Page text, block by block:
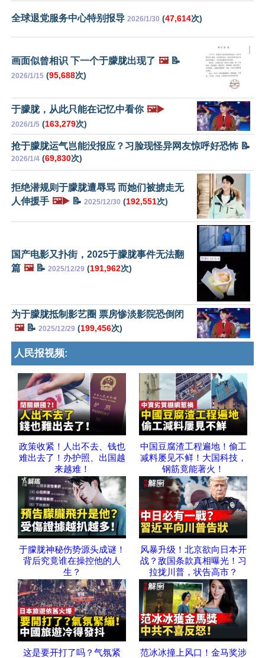
全球退党服务中心特别报导 2026/1/30 (47,614次)
画面似曾相识 下一个于朦胧出现了 🖼️📝
2026/1/15 (95,688次)
于朦胧，从此只能在记忆中看你 🖼️▶️
2026/1/5 (163,279次)
抢于朦胧运气岂能没报应？习脸现怪异网友惊呼好恐怖 📝
2026/1/4 (69,830次)
拒绝潜规则于朦胧遭辱骂 而她们被掳走无
人伸援手 🖼️▶️ 📝 2025/12/30 (192,551次)
国产电影又扑街，2025于朦胧事件无法翻
篇 🖼️📝 2025/12/29 (191,962次)
为于朦胧抵制影艺圈 票房惨淡影院恐倒闭
🖼️📝 2025/12/29 (199,456次)
人民报视频:
政策收紧！人出不去、钱也
难出去了！办护照、出国越
来越难！
中国豆腐渣工程遍地！偷工
减料屡见不鲜！大国科技，
钢筋竟能著火！
于朦胧神秘伤势源头成谜！
背后究竟谁在操控他的人
生？
风暴升级！北京欲向日本开
战？敌国条款真相曝光！习
拉拢川普，状告高市？
这是要开打了吗？气氛紧
范冰冰撞上风口！金马奖涉